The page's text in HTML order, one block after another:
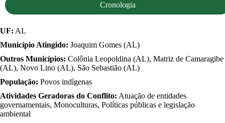
Cronologia
UF: AL
Município Atingido: Joaquim Gomes (AL)
Outros Municípios: Colônia Leopoldina (AL), Matriz de Camaragibe
(AL), Novo Lino (AL), São Sebastião (AL)
População: Povos indígenas
Atividades Geradoras do Conflito: Atuação de entidades
governamentais, Monoculturas, Políticas públicas e legislação
ambiental